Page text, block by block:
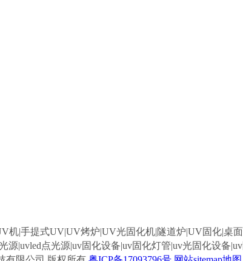
|手提式UV|UV烤炉|UV光固化机|隧道炉|UV固化|桌
源|uvled点光源|uv固化设备|uv固化灯管|uv光固化设备